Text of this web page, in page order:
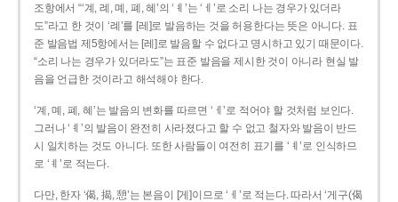
조항에서 “‘계, 례, 몌, 폐, 혜’의 ‘ㅖ’는 ‘ㅔ’로 소리 나는 경우가 있더라
도”라고 한 것이 ‘례’를 [레]로 발음하는 것을 허용한다는 뜻은 아니다. 표
준 발음법 제5항에서는 [레]로 발음할 수 없다고 명시하고 있기 때문이다.
“소리 나는 경우가 있더라도”는 표준 발음을 제시한 것이 아니라 현실 발
음을 언급한 것이라고 해석해야 한다.
‘계, 몌, 폐, 혜’는 발음의 변화를 따르면 ‘ㅔ’로 적어야 할 것처럼 보인다.
그러나 ‘ㅖ’의 발음이 완전히 사라졌다고 할 수 없고 철자와 발음이 반드
시 일치하는 것도 아니다. 또한 사람들이 여전히 표기를 ‘ㅖ’로 인식하므
로 ‘ㅖ’로 적는다.
다만, 한자 ‘偈, 揭, 憩’는 본음이 [게]이므로 ‘ㅔ’로 적는다. 따라서 ‘게구(偈